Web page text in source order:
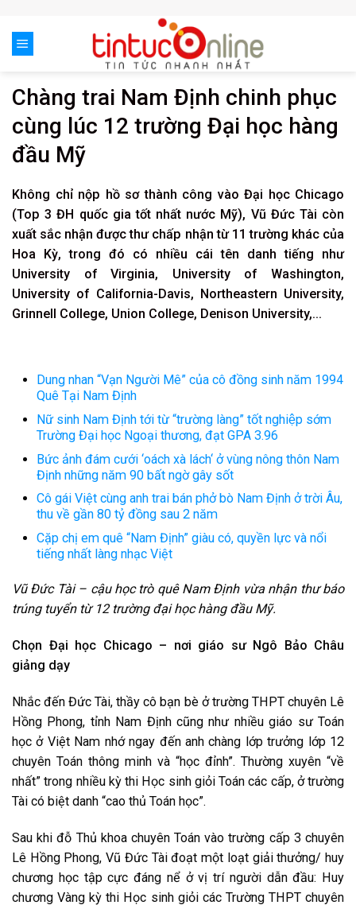
content
Chàng trai Nam Định chinh phục
cùng lúc 12 trường Đại học hàng
đầu Mỹ
Không chỉ nộp hồ sơ thành công vào Đại học Chicago
(Top 3 ĐH quốc gia tốt nhất nước Mỹ), Vũ Đức Tài còn
xuất sắc nhận được thư chấp nhận từ 11 trường khác của
Hoa Kỳ, trong đó có nhiều cái tên danh tiếng như
University of Virginia, University of Washington,
University of California-Davis, Northeastern University,
Grinnell College, Union College, Denison University,…
Dung nhan “Vạn Người Mê” của cô đồng sinh năm 1994
Quê Tại Nam Định
Nữ sinh Nam Định tới từ “trường làng” tốt nghiệp sớm
Trường Đại học Ngoại thương, đạt GPA 3.96
Bức ảnh đám cưới ‘oách xà lách‘ ở vùng nông thôn Nam
Định những năm 90 bất ngờ gây sốt
Cô gái Việt cùng anh trai bán phở bò Nam Định ở trời Âu,
thu về gần 80 tỷ đồng sau 2 năm
Cặp chị em quê “Nam Định” giàu có, quyền lực và nổi
tiếng nhất làng nhạc Việt
Vũ Đức Tài – cậu học trò quê Nam Định vừa nhận thư báo
trúng tuyển từ 12 trường đại học hàng đầu Mỹ.
Chọn Đại học Chicago – nơi giáo sư Ngô Bảo Châu
giảng dạy
Nhắc đến Đức Tài, thầy cô bạn bè ở trường THPT chuyên Lê
Hồng Phong, tỉnh Nam Định cũng như nhiều giáo sư Toán
học ở Việt Nam nhớ ngay đến anh chàng lớp trưởng lớp 12
chuyên Toán thông minh và “học đỉnh”. Thường xuyên “về
nhất” trong nhiều kỳ thi Học sinh giỏi Toán các cấp, ở trường
Tài có biệt danh “cao thủ Toán học”.
Sau khi đỗ Thủ khoa chuyên Toán vào trường cấp 3 chuyên
Lê Hồng Phong, Vũ Đức Tài đoạt một loạt giải thưởng/ huy
chương học tập cực đáng nể ở vị trí người dẫn đầu: Huy
chương Vàng kỳ thi Học sinh giỏi các Trường THPT chuyên